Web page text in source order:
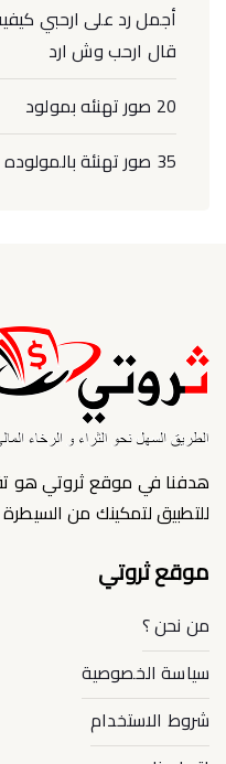
أجمل رد على ارحبي
قال ارحب وش ارد
20 صور تهنئه بمولود
35 صور تهنئة بالمولوده
هدفنا في موقع ثروتي هو
للتطبيق لتمكينك من
موقع ثروتي
من نحن ؟
سياسة الخصوصية
شروط الاستخدام